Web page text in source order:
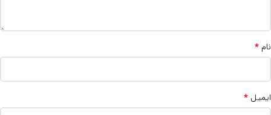
نام *
ایمیل *